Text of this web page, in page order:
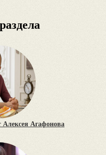
Алексея Агафонова